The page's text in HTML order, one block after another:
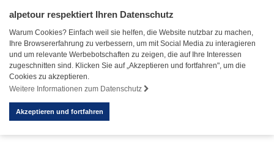
alpetour respektiert Ihren Datenschutz
Warum Cookies? Einfach weil sie helfen, die Website nutzbar zu machen,
Ihre Browsererfahrung zu verbessern, um mit Social Media zu interagieren
und um relevante Werbebotschaften zu zeigen, die auf Ihre Interessen
zugeschnitten sind. Klicken Sie auf „Akzeptieren und fortfahren", um die
Cookies zu akzeptieren.
Weitere Informationen zum Datenschutz
Akzeptieren und fortfahren